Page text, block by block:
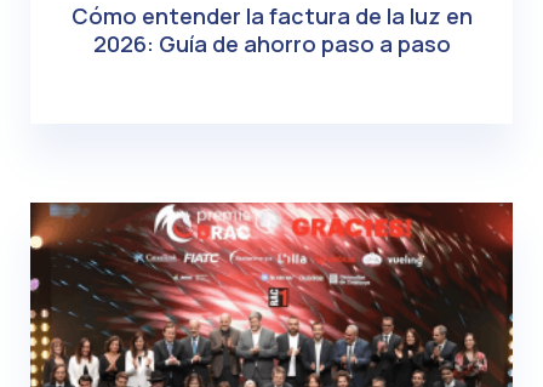
Cómo entender la factura de la luz en
2026: Guía de ahorro paso a paso